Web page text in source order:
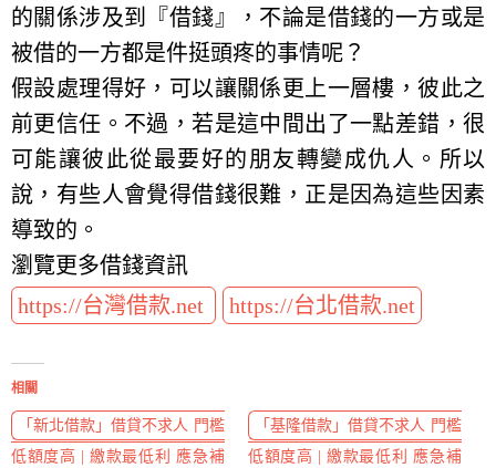
的關係涉及到『借錢』，不論是借錢的一方或是
被借的一方都是件挺頭疼的事情呢？
假設處理得好，可以讓關係更上一層樓，彼此之
前更信任。不過，若是這中間出了一點差錯，很
可能讓彼此從最要好的朋友轉變成仇人。所以
說，有些人會覺得借錢很難，正是因為這些因素
導致的。
瀏覽更多借錢資訊
https://台灣借款.net
https://台北借款.net
相關
「新北借款」借貸不求人 門檻
低額度高 | 繳款最低利 應急補
「基隆借款」借貸不求人 門檻
低額度高 | 繳款最低利 應急補